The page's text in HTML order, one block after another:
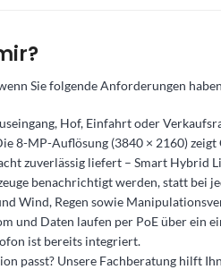
Sie folgende Anforderungen
Hof, Einfahrt oder
8-MP-Auflösung (3840 × 2160)
zuverlässig liefert – Smart
benachrichtigt werden, statt bei
Wind, Regen sowie
und Daten laufen per PoE über ein
ist bereits integriert.
passt? Unsere Fachberatung hilft